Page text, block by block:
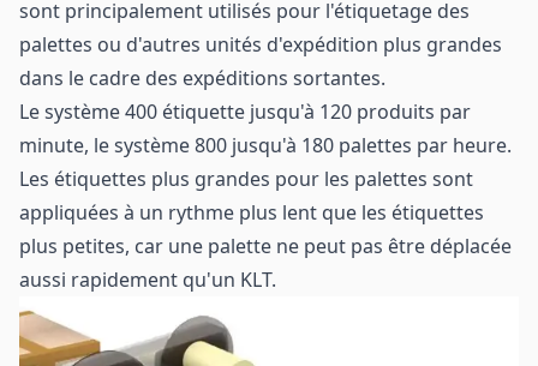
sont principalement utilisés pour l'étiquetage des
palettes ou d'autres unités d'expédition plus grandes
dans le cadre des expéditions sortantes.
Le système 400 étiquette jusqu'à 120 produits par
minute, le système 800 jusqu'à 180 palettes par heure.
Les étiquettes plus grandes pour les palettes sont
appliquées à un rythme plus lent que les étiquettes
plus petites, car une palette ne peut pas être déplacée
aussi rapidement qu'un KLT.